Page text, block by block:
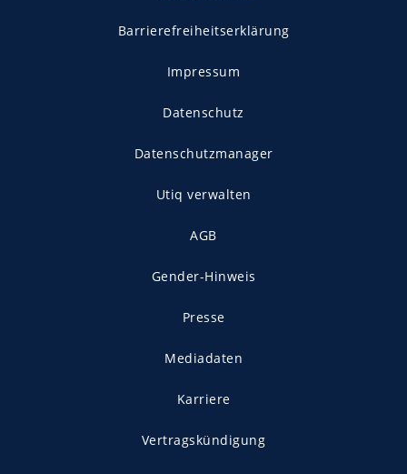
Barrierefreiheitserklärung
Impressum
Datenschutz
Datenschutzmanager
Utiq verwalten
AGB
Gender-Hinweis
Presse
Mediadaten
Karriere
Vertragskündigung